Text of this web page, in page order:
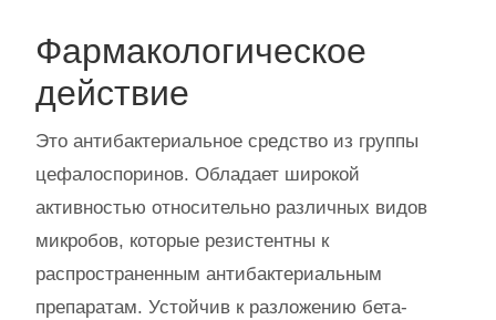
Фармакологическое
действие
Это антибактериальное средство из группы
цефалоспоринов. Обладает широкой
активностью относительно различных видов
микробов, которые резистентны к
распространенным антибактериальным
препаратам. Устойчив к разложению бета-